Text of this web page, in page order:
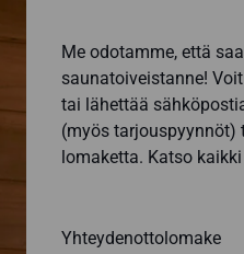
Me odotamme, että
saunatoiveistanne!
tai lähettää
(myös tarjouspyynnöt)
lomaketta. Katso kaikki
Yhteydenottolomake